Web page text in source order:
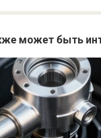
может быть